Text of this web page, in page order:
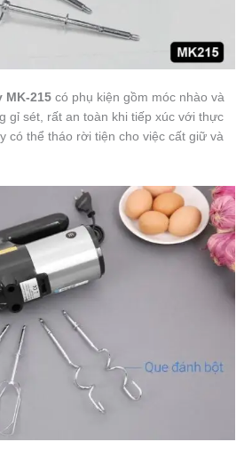
MK-215 có phụ kiện gồm móc nhào và
gỉ sét, rất an toàn khi tiếp xúc với thực
có thể tháo rời tiện cho việc cất giữ và